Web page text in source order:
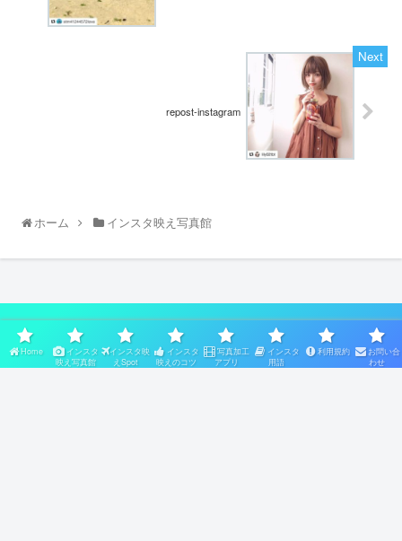
repost-instagram
ホーム インスタ映え写真館
スポンサーリンク
Home
インスタ
映え写真館
インスタ映
えSpot
インスタ
映えのコツ
写真加工
アプリ
インスタ
用語
利用規約
お問い合
わせ